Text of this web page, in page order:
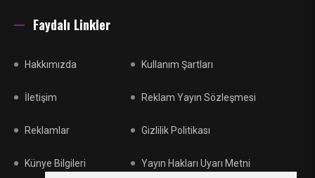
Faydalı Linkler
Hakkımızda
İletişim
Reklamlar
Künye Bilgileri
Kullanım Şartları
Reklam Yayın Sözleşmesi
Gizlilik Politikası
Yayın Hakları Uyarı Metni